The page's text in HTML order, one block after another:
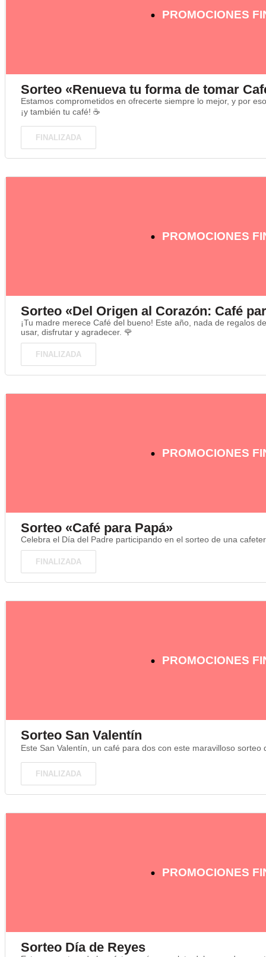
PROMOCIONES
Sorteo «Renueva tu forma de tomar
Estamos comprometidos en ofrecerte siempre lo mejor, y por
¡y también tu café! ☕
FINALIZADA
PROMOCIONES
Sorteo «Del Origen al Corazón: Café
¡Tu madre merece Café del bueno! Este año, nada de regalos
usar, disfrutar y agradecer. 🌹
FINALIZADA
PROMOCIONES
Sorteo «Café para Papá»
Celebra el Día del Padre participando en el sorteo de una
FINALIZADA
PROMOCIONES
Sorteo San Valentín
Este San Valentín, un café para dos con este maravilloso
FINALIZADA
PROMOCIONES
Sorteo Día de Reyes